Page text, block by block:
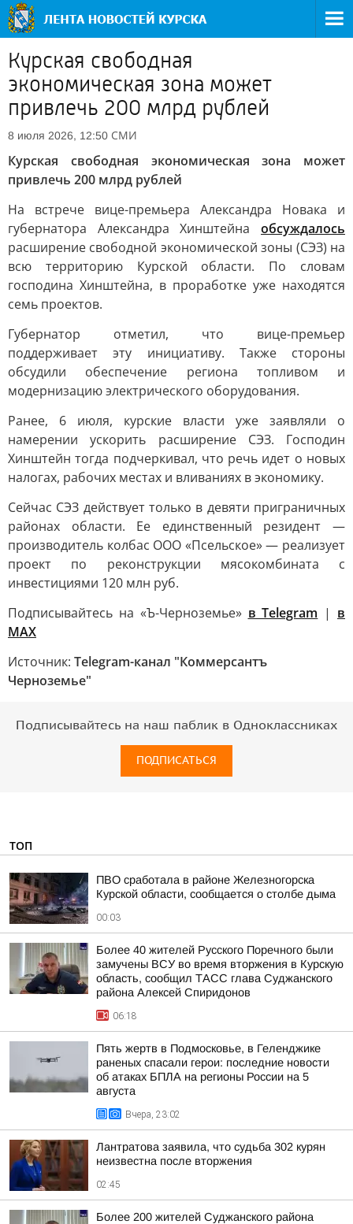
Курская свободная
экономическая зона может
привлечь 200 млрд рублей
8 июля 2026, 12:50 СМИ
Курская свободная экономическая зона может
привлечь 200 млрд рублей
На встрече вице-премьера Александра Новака и
губернатора Александра Хинштейна обсуждалось
расширение свободной экономической зоны (СЭЗ) на
всю территорию Курской области. По словам
господина Хинштейна, в проработке уже находятся
семь проектов.
Губернатор отметил, что вице-премьер
поддерживает эту инициативу. Также стороны
обсудили обеспечение региона топливом и
модернизацию электрического оборудования.
Ранее, 6 июля, курские власти уже заявляли о
намерении ускорить расширение СЭЗ. Господин
Хинштейн тогда подчеркивал, что речь идет о новых
налогах, рабочих местах и вливаниях в экономику.
Сейчас СЭЗ действует только в девяти приграничных
районах области. Ее единственный резидент —
производитель колбас ООО «Псельское» — реализует
проект по реконструкции мясокомбината с
инвестициями 120 млн руб.
Подписывайтесь на «Ъ-Черноземье» в Telegram | в
MAX
Источник: Telegram-канал "Коммерсантъ
Черноземье"
Подписывайтесь на наш паблик в Одноклассниках
ПОДПИСАТЬСЯ
ТОП
ПВО сработала в районе Железногорска
Курской области, сообщается о столбе дыма
00:03
Более 40 жителей Русского Поречного были
замучены ВСУ во время вторжения в Курскую
область, сообщил ТАСС глава Суджанского
района Алексей Спиридонов
06:18
Пять жертв в Подмосковье, в Геленджике
раненых спасали герои: последние новости
об атаках БПЛА на регионы России на 5
августа
Вчера, 23:02
Лантратова заявила, что судьба 302 курян
неизвестна после вторжения
02:45
Более 200 жителей Суджанского района